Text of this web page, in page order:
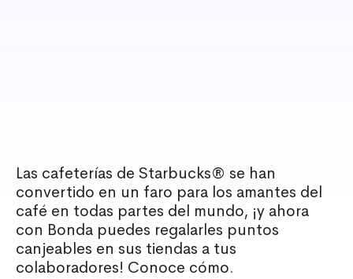
Las cafeterías de Starbucks® se han
convertido en un faro para los amantes del
café en todas partes del mundo, ¡y ahora
con Bonda puedes regalarles puntos
canjeables en sus tiendas a tus
colaboradores! Conoce cómo.